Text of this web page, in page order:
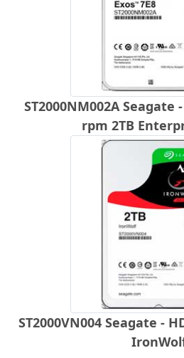
ST2000NM002A Seagate
rpm 2TB
ST2000VN004 Seagate -